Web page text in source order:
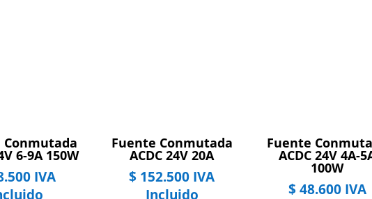
Conmutada
6-9A 150W
IVA
Fuente Conmutada
ACDC 24V 20A
$ 152.500 IVA
Incluido
Fuente
ACDC 24V 4A-
100W
$48.600 IVA